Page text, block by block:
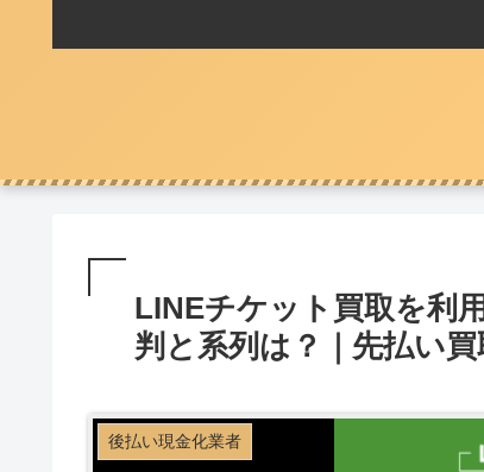
LINEチケット買取を利
判と系列は？｜先払い買
後払い現金化業者